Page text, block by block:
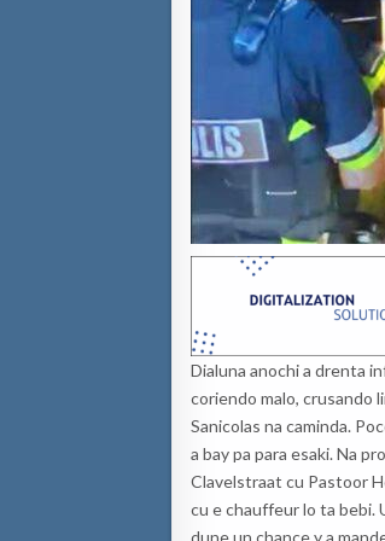
Dialuna anochi a drenta
coriendo malo, crusando
Sanicolas na caminda.
a bay pa para esaki. Na
Clavelstraat cu Pastoor
cu e chauffeur lo ta bebi.
dune un chance y a